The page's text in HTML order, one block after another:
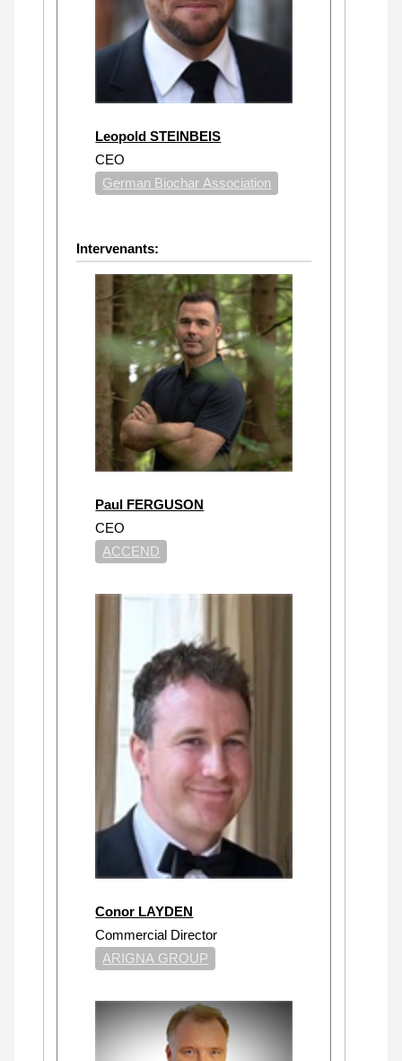
Leopold STEINBEIS
CEO
German Biochar Association
Intervenants:
Paul FERGUSON
CEO
ACCEND
Conor LAYDEN
Commercial Director
ARIGNA GROUP